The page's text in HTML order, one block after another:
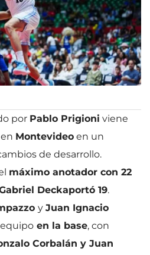
por Pablo Prigioni viene
en Montevideo en un
de desarrollo.
máximo anotador con 22
Deckaportó 19.
y Juan Ignacio
en la base, con
Corbalán y Juan